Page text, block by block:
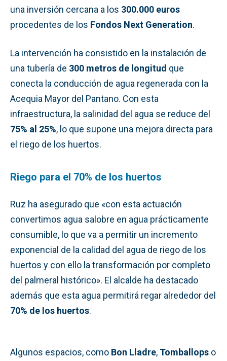
una inversión cercana a los 300.000 euros
procedentes de los Fondos Next Generation.
La intervención ha consistido en la instalación de
una tubería de 300 metros de longitud que
conecta la conducción de agua regenerada con la
Acequia Mayor del Pantano. Con esta
infraestructura, la salinidad del agua se reduce del
75% al 25%, lo que supone una mejora directa para
el riego de los huertos.
Riego para el 70% de los huertos
Ruz ha asegurado que «con esta actuación
convertimos agua salobre en agua prácticamente
consumible, lo que va a permitir un incremento
exponencial de la calidad del agua de riego de los
huertos y con ello la transformación por completo
del palmeral histórico». El alcalde ha destacado
además que esta agua permitirá regar alrededor del
70% de los huertos.
Algunos espacios, como Bon Lladre, Tomballops o